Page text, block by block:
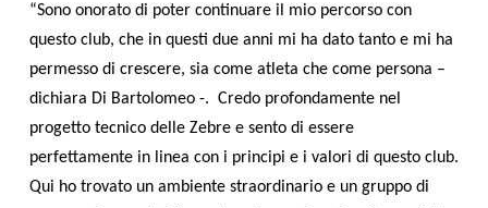
“Sono onorato di poter continuare il mio percorso con
questo club, che in questi due anni mi ha dato tanto e mi ha
permesso di crescere, sia come atleta che come persona –
dichiara Di Bartolomeo -. Credo profondamente nel
progetto tecnico delle Zebre e sento di essere
perfettamente in linea con i principi e i valori di questo club.
Qui ho trovato un ambiente straordinario e un gruppo di